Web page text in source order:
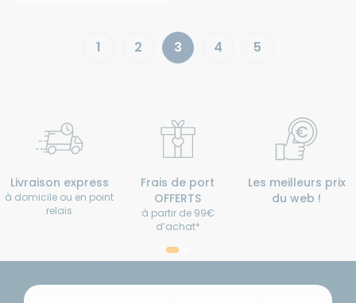
1 2 3 4 5
Livraison express
à domicile ou en point
relais
Frais de port
OFFERTS
à partir de 99€
d’achat*
Les meilleurs prix
du web !